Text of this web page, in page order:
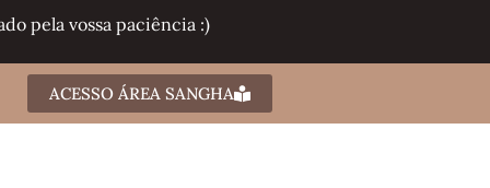
pela vossa paciência :)
ACESSO ÁREA SANGHA